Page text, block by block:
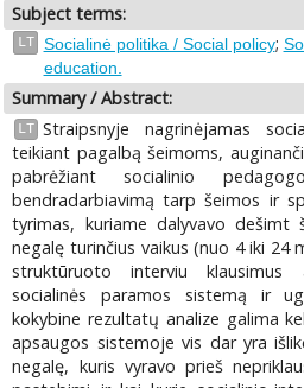
Subject terms:
LT Socialinė politika / Social policy;
education.
Summary / Abstract:
LT Straipsnyje nagrinėjamas
teikiant pagalbą šeimoms,
pabrėžiant socialinio
bendradarbiavimą tarp šeimos ir
tyrimas, kuriame dalyvavo dešimt
negalę turinčius vaikus (nuo 4 iki 24
struktūruoto interviu klausimus
socialinės paramos sistemą ir
kokybine rezultatų analize galima
apsaugos sistemoje vis dar yra
negalę, kuris vyravo prieš